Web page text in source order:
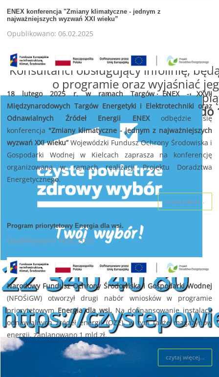
Konsultanci obsługujący infolinię,
o programie oraz wyjaśniać
od poniedziałku do
w godzinachod 8:00 do
22 340 40 80
https://
ENEX konferencja "Zmiany klimatyczne - jednym z
najważniejszych wyzwań XXI wieku”
Opublikowano: 06.02.2025
18 lutego 2025 r. w ramach Targów ENEX - XXVII
Międzynarodowych Targów Energetyki i Elektrotechniki oraz
Odnawialnych Źródeł Energii ENEXodbędzie się
konferencja "Zmiany klimatyczne - jednym z najważniejszych
wyzwań XXI wieku”Wojewódzki Fundusz Ochrony Środowiska i
Gospodarki Wodnej w Kielcach zaprasza na konferencję
organizowaną w ramach realizacji Projektu Doradztwa
Energetycznego.
czytaj więcej...
Program priorytetowy Energia dla wsi.
Opublikowano: 06.02.2025
Narodowy Fundusz Ochrony Środowiska i Gospodarki Wodnej
(NFOŚiGW) otworzył drugi nabór wniosków w programie
priorytetowymEnergia dla wsi. Na dofinansowanie instalacji
odnawialnych źródeł energii (OZE), w tym także magazynów
energii, zaplanowano 1 mld zł.
czytaj więcej...